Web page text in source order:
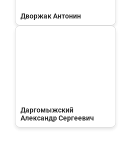
Дворжак Антонин
Даргомыжский
Александр Сергеевич